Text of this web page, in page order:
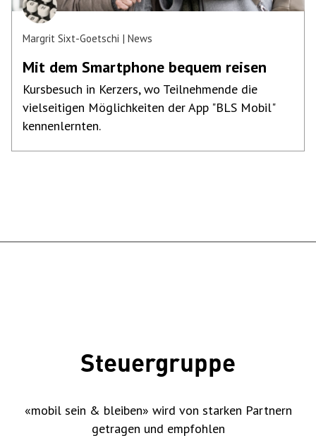
Margrit Sixt-Goetschi News
Mit dem Smartphone bequem reisen
Kursbesuch in Kerzers, wo Teilnehmende die
vielseitigen Möglichkeiten der App "BLS Mobil"
kennenlernten.
Steuergruppe
«mobil sein & bleiben» wird von starken Partnern
getragen und empfohlen